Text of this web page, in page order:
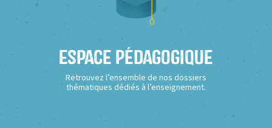
Espace Pédagogique
Retrouvez l’ensemble de nos dossiers
thématiques dédiés à l’enseignement.